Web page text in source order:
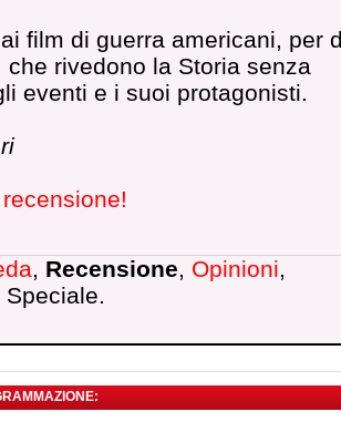
film di guerra americani, per
che rivedono la Storia senza
eventi e i suoi protagonisti.
, Recensione, Opinioni,